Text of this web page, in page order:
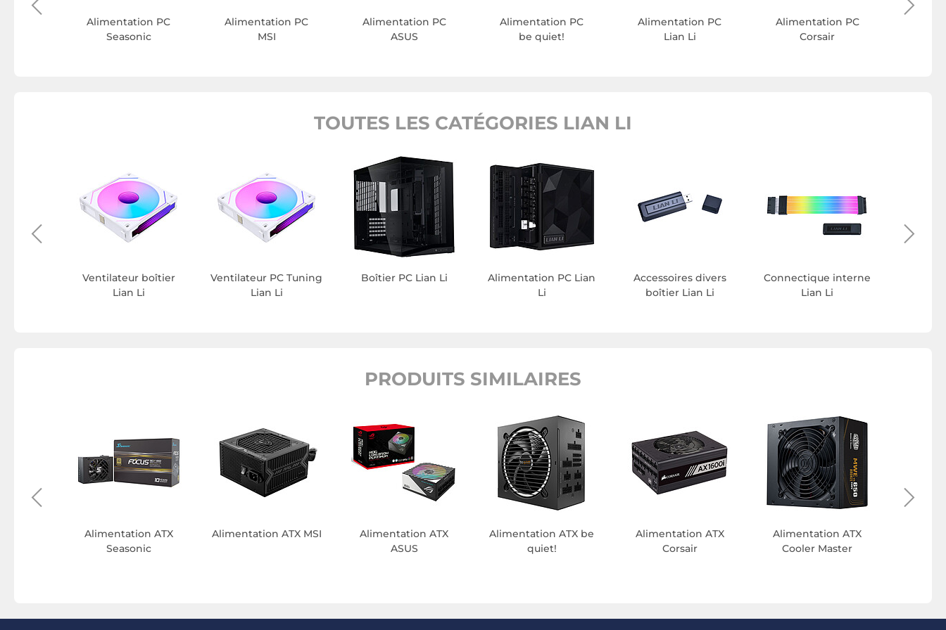
Alimentation PC
Seasonic
Alimentation PC
MSI
Alimentation PC
ASUS
Alimentation PC
be quiet!
Alimentation PC
Lian Li
Alimentation PC
Corsair
TOUTES LES CATÉGORIES LIAN LI
Ventilateur boîtier
Lian Li
Ventilateur PC Tuning
Lian Li
Boîtier PC Lian Li
Alimentation PC Lian
Li
Accessoires divers
boîtier Lian Li
Connectique interne
Lian Li
PRODUITS SIMILAIRES
Alimentation ATX
Seasonic
Alimentation ATX MSI
Alimentation ATX
ASUS
Alimentation ATX be
quiet!
Alimentation ATX
Corsair
Alimentation ATX
Cooler Master